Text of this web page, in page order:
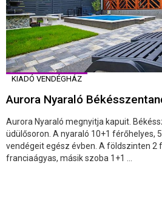
KIADÓ VENDÉGHÁZ
Aurora Nyaraló
Aurora Nyaraló megnyitja kapuit.
üdülősoron. A nyaraló 10+1 férőhelyes,
vendégeit egész évben. A földszinten 2
franciaágyas, másik szoba 1+1 ...